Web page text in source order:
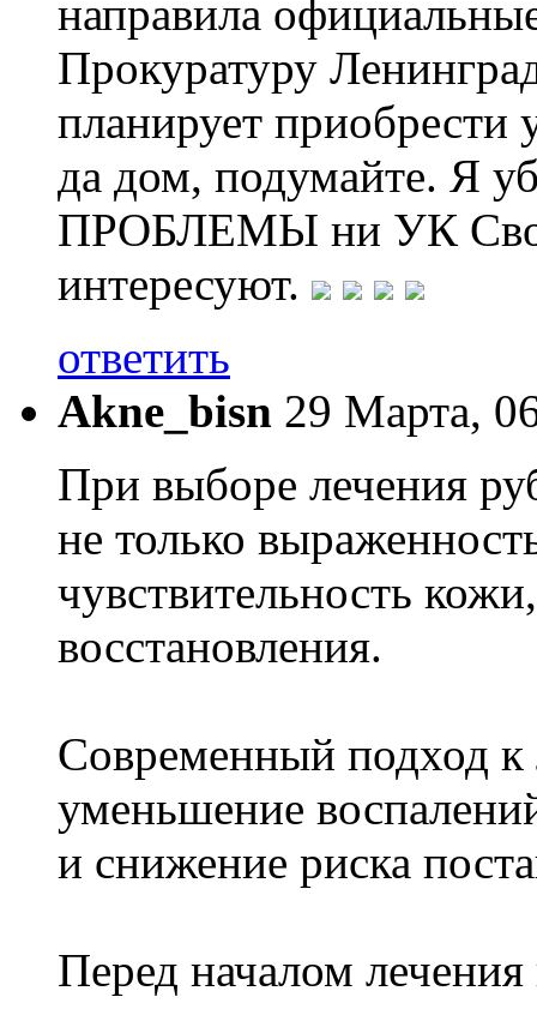
направила
Прокуратуру
планирует приобрести
да дом, подумайте. Я
ПРОБЛЕМЫ ни УК
интересуют.
ответить
Akne_bisn 29 Марта,
При выборе лечения
не только
чувствительность
восстановления.
Современный подход к
уменьшение
и снижение риска
Перед началом